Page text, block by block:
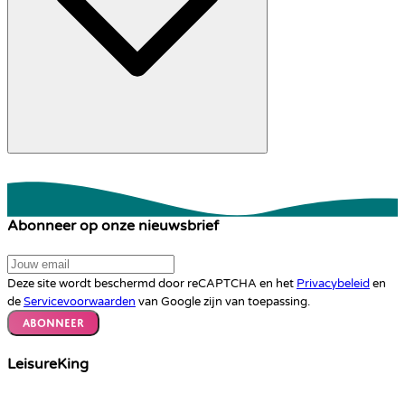
Abonneer op onze nieuwsbrief
Deze site wordt beschermd door reCAPTCHA en het Privacybeleid en
deServicevoorwaarden van Google zijn van toepassing.
Abonneer
LeisureKing